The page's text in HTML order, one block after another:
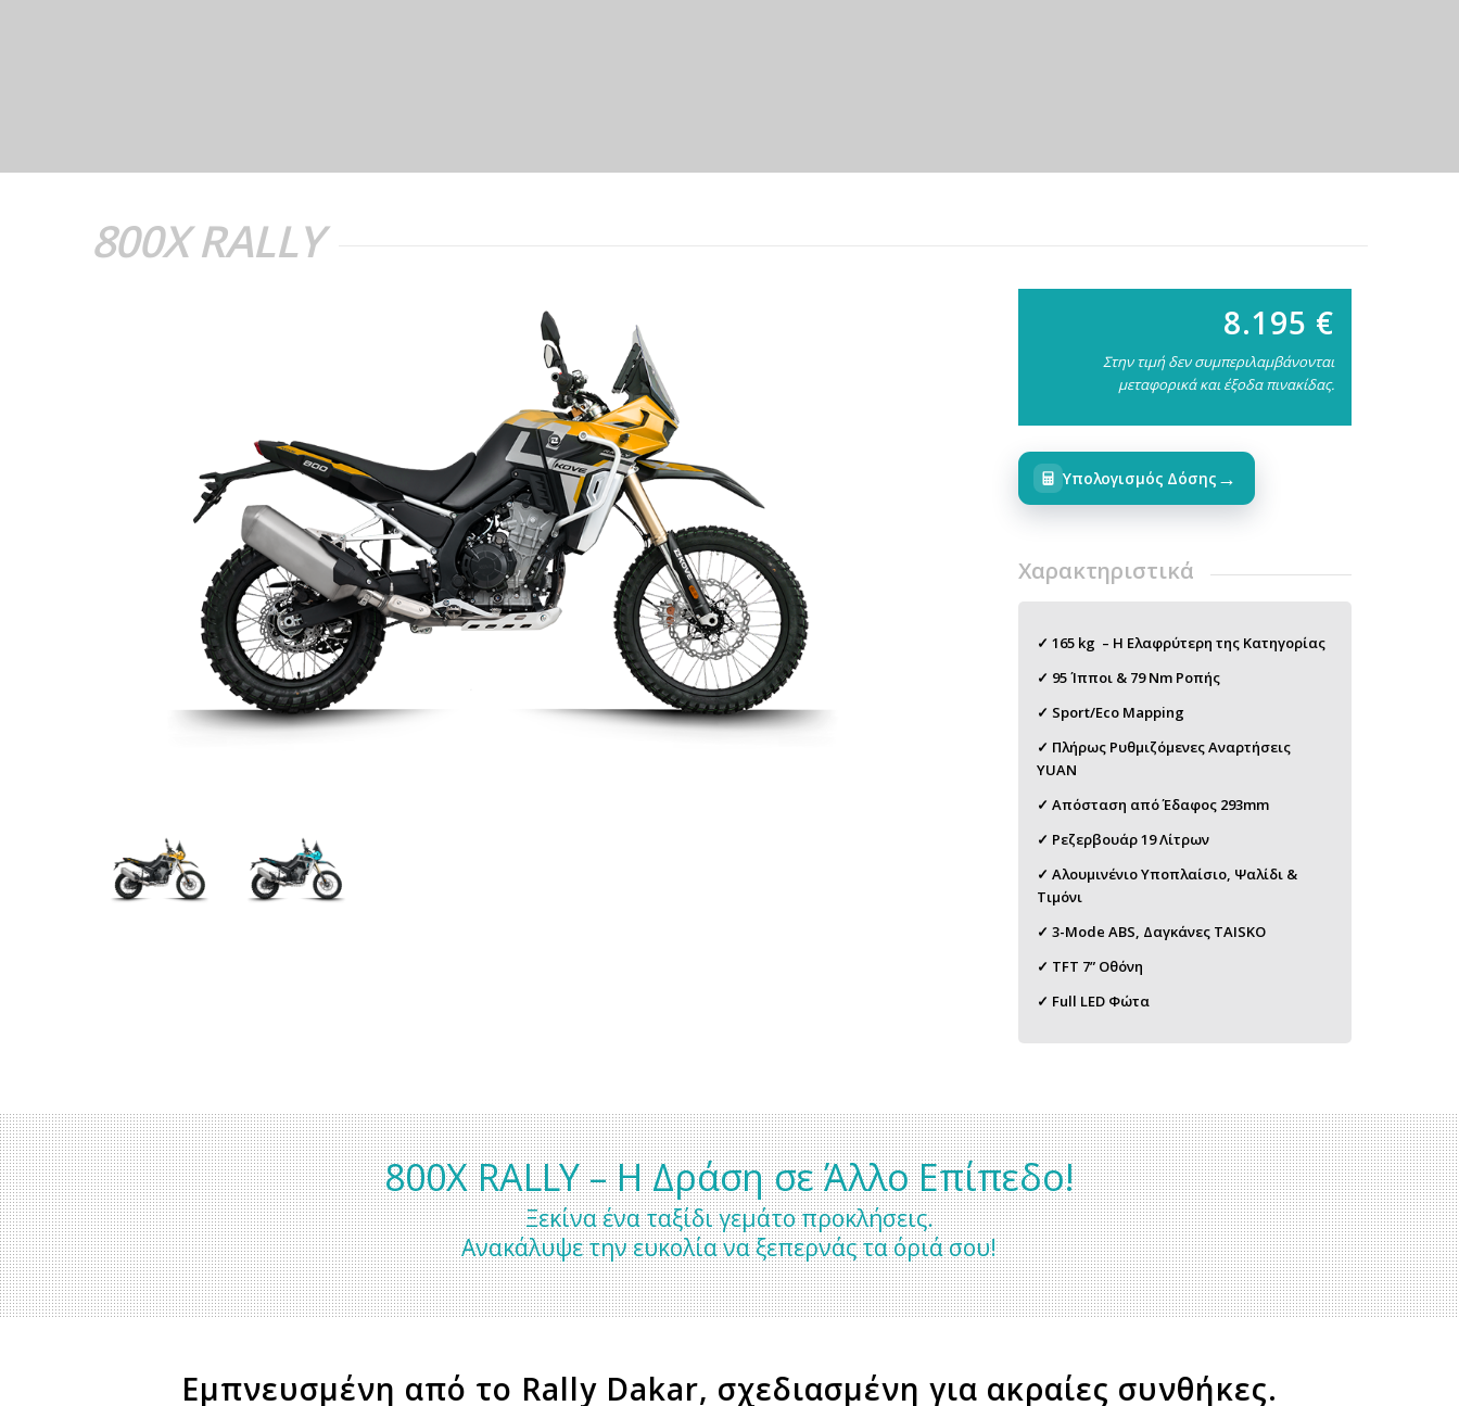
800X RALLY
8.195 €
Στην τιμή δεν συμπεριλαμβάνονται
μεταφορικά και έξοδα πινακίδας.
Υπολογισμός Δόσης →
Χαρακτηριστικά
✓ 165 kg – Η Ελαφρύτερη της Κατηγορίας
✓ 95 Ίπποι & 79 Nm Ροπής
✓ Sport/Eco Mapping
✓ Πλήρως Ρυθμιζόμενες Αναρτήσεις
YUAN
✓ Απόσταση από Έδαφος 293mm
✓ Ρεζερβουάρ 19 Λίτρων
✓ Αλουμινένιο Υποπλαίσιο, Ψαλίδι &
Τιμόνι
✓ 3-Mode ABS, Δαγκάνες TAISKO
✓ TFT 7” Οθόνη
✓ Full LED Φώτα
800X RALLY – Η Δράση σε Άλλο Επίπεδο!
Ξεκίνα ένα ταξίδι γεμάτο προκλήσεις.
Ανακάλυψε την ευκολία να ξεπερνάς τα όριά σου!
Εμπνευσμένη από το Rally Dakar, σχεδιασμένη για ακραίες συνθήκες.